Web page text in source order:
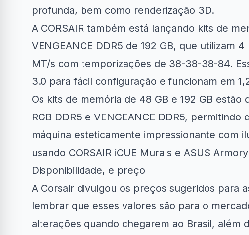
profunda, bem como renderização 3D.
A CORSAIR também está lançando kits de
VENGEANCE DDR5 de 192 GB, que utilizam
MT/s com temporizações de 38-38-38-84.
3.0 para fácil configuração e funcionam em
Os kits de memória de 48 GB e 192 GB estão
RGB DDR5 e VENGEANCE DDR5,
máquina esteticamente impressionante com
usando CORSAIR iCUE Murals e ASUS
Disponibilidade, e preço
A Corsair divulgou os preços sugeridos para
lembrar que esses valores são para o
alterações quando chegarem ao Brasil, além